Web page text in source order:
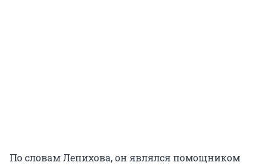
По словам Лепихова, он являлся помощником